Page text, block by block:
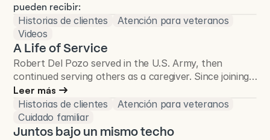
pueden recibir:
Historias de clientes
Atención para veteranos
Videos
A Life of Service
Robert Del Pozo served in the U.S. Army, then
continued serving others as a caregiver. Since joining
Total Care Connections in 2018, he has cared for
more than 50 Veterans and continues to make a
difference in the Veteran community.
Leer más
Historias de clientes
Atención para veteranos
Cuidado familiar
Juntos bajo un mismo techo